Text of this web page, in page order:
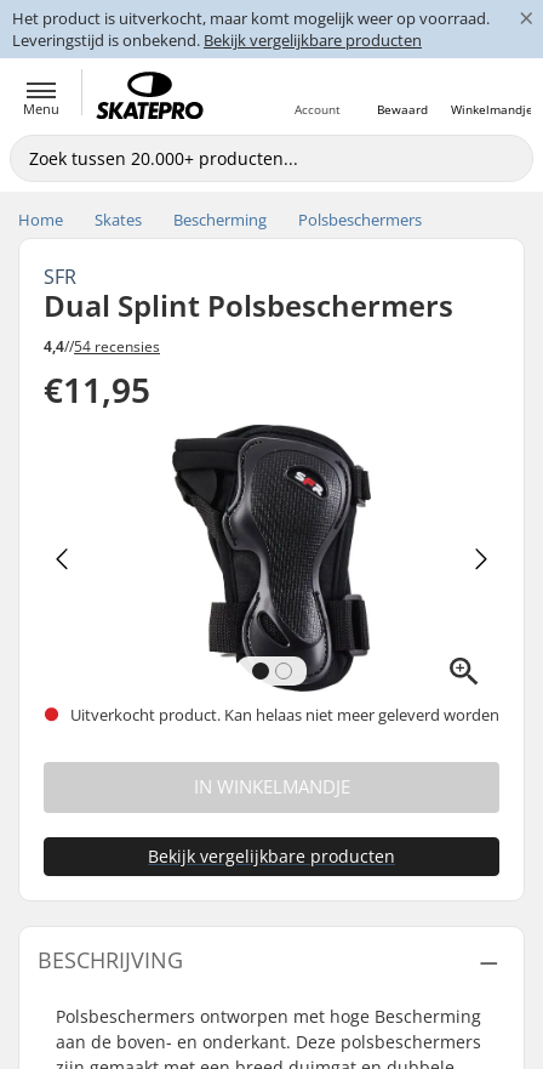
Het product is uitverkocht, maar komt mogelijk weer op voorraad.
Leveringstijd is onbekend. Bekijk vergelijkbare producten
×
Menu Winkelmandje
Bewaard
Account
Home Skates Bescherming Polsbeschermers
SFR
Dual Splint Polsbeschermers
4,4//54 recensies
€11,95
Uitverkocht product. Kan helaas niet meer geleverd worden
IN WINKELMANDJE
Bekijk vergelijkbare producten
BESCHRIJVING
Polsbeschermers ontworpen met hoge Bescherming
aan de boven- en onderkant. Deze polsbeschermers